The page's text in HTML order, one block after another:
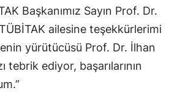
Başkanımız Sayın Prof. Dr.
ailesine teşekkürlerimi
yürütücüsü Prof. Dr. İlhan
tebrik ediyor, başarılarının